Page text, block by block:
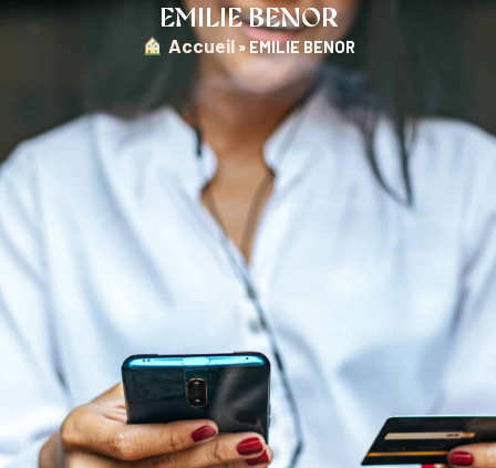
EMILIE BENOR
︎ Accueil » EMILIE BENOR